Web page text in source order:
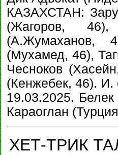
КАЗАХСТАН:
(Жагоров,
(А.Жумаханов,
(Мухамед, 46),
Чесноков
(Кенжебек, 46). И.
19.03.2025.
Караоглан
ХЕТ-ТРИК